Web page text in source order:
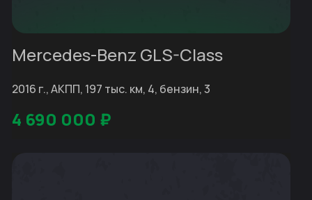
Mercedes-Benz GLS-Class
2016 г., АКПП, 197 тыс. км, 4, бензин, 3
4 690 000 ₽